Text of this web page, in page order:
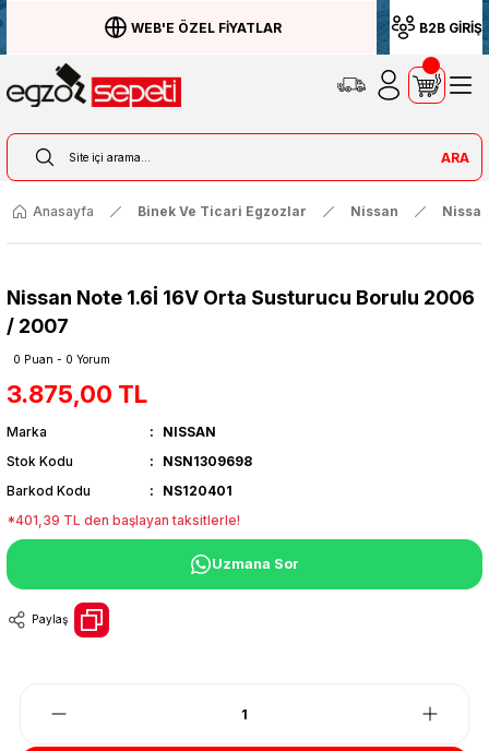
WEB'E ÖZEL FİYATLAR B2B GİRİŞ
ARA
Anasayfa Binek Ve Ticari Egzozlar Nissan
Nissan Note 1.6İ 16V Orta Susturucu Borulu 2006
/ 2007
0 Puan - 0 Yorum
3.875,00 TL
Marka
NISSAN
Stok Kodu
NSN1309698
Barkod Kodu
NS120401
*401,39 TL den başlayan taksitlerle!
Uzmana Sor
Paylaş